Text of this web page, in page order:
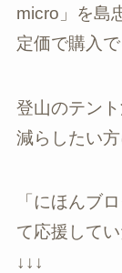
micro」を島
定価で購入で
登山のテン
減らしたい方
「にほんブ
て応援して
↓↓↓